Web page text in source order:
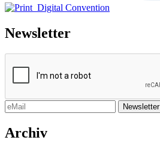
Newsletter
Archiv